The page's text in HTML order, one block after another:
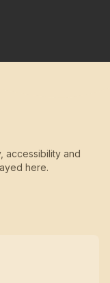
accessibility and
here.